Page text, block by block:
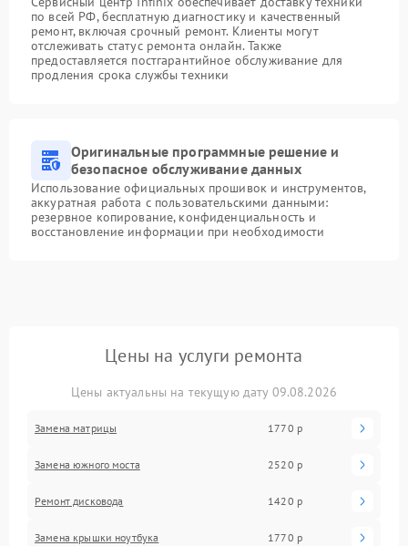
по всей РФ, бесплатную диагностику и качественный
ремонт, включая срочный ремонт. Клиенты могут
отслеживать статус ремонта онлайн. Также
предоставляется постгарантийное обслуживание для
продления срока службы техники
Оригинальные программные решение и
безопасное обслуживание данных
Использование официальных прошивок и инструментов,
аккуратная работа с пользовательскими данными:
резервное копирование, конфиденциальность и
восстановление информации при необходимости
Цены на услуги ремонта
Цены актуальны на текущую дату 09.08.2026
Замена матрицы 1770 р
Замена южного моста 2520 р
Ремонт дисковода 1420 р
Замена крышки ноутбука 1770 р